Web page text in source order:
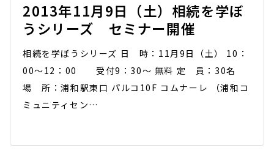
2013年11月9日（土）相続を学ぼ
うシリーズ セミナー開催
相続を学ぼうシリーズ 日 時：11月9日（土） 10：
00～12：00 受付9：30～ 無料 定 員：30名
場 所：浦和駅東口 パルコ10F コムナーレ （浦和コ
ミュニティセン…